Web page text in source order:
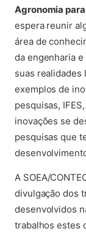
Agronomia
espera reunir
área de
da engenharia
suas realidades
exemplos de
pesquisas,
inovações se
pesquisas que
A SOEA/
divulgação dos
desenvolvidos
trabalhos estes